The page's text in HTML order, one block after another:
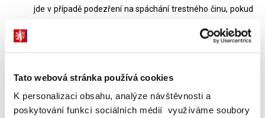
Tato webová stránka používá cookies
K personalizaci obsahu, analýze návštěvnosti a
poskytování funkcí sociálních médií využíváme soubory
jde v případě podezření na spáchání trestného činu, pokud
Případně kdy a na základě jakého podkladu došlo ke
konstatování podezření na nesrovnalost u daného
(čekající nebo plánované dle finančního plánu) žádosti o
platbu nebo tyto byly proplaceny a na základě jakého
rozhodnutí? Žádáme případně o poskytnutí takového